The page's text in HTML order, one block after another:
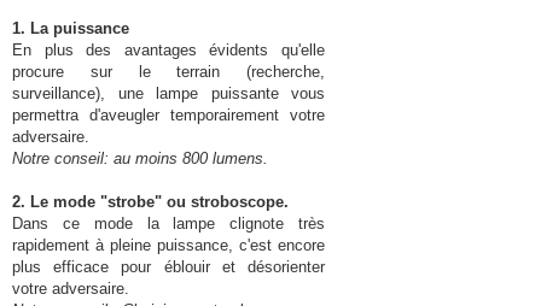
1. La puissance
En plus des avantages évidents qu'elle
procure sur le terrain (recherche,
surveillance), une lampe puissante vous
permettra d'aveugler temporairement votre
adversaire.
Notre conseil: au moins 800 lumens.
2. Le mode "strobe" ou stroboscope.
Dans ce mode la lampe clignote très
rapidement à pleine puissance, c'est encore
plus efficace pour éblouir et désorienter
votre adversaire.